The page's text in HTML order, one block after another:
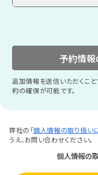
予約情
追加情報を送信いただくこ
約の確保が可能です。
弊社の「個人情報の取り扱い
うえ、お問い合わせください。
個人情報の